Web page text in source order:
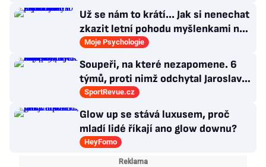
Už se nám to krátí... Jak si nenechat
zkazit letní pohodu myšlenkami na
zářijový zápřah?
Moje Psychologie
Soupeři, na které nezapomene. 6
týmů, proti nimž odchytal Jaroslav
Drobný nejvíc zápasů v kariéře
SportRevue.cz
Glow up se stává luxusem, proč
mladí lidé říkají ano glow downu?
HeyFomo